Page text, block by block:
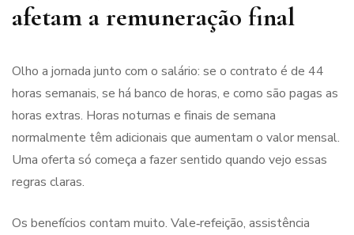
afetam a remuneração final
Olho a jornada junto com o salário: se o contrato é de 44
horas semanais, se há banco de horas, e como são pagas as
horas extras. Horas noturnas e finais de semana
normalmente têm adicionais que aumentam o valor mensal.
Uma oferta só começa a fazer sentido quando vejo essas
regras claras.
Os benefícios contam muito. Vale‑refeição, assistência